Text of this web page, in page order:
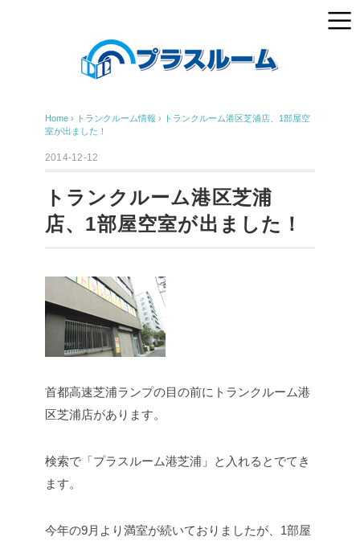
Home › トランクルーム情報 ›
トランクルーム港区芝浦店、1部屋空
室が出ました！
2014-12-12
トランクルーム港区芝浦
店、1部屋空室が出ました！
首都高速芝浦ランプの目の前にトランクルーム港
区芝浦店があります。
検索で「プラスルーム港芝浦」と入れるとでてき
ます。
今年の9月より満室が続いておりましたが、1部屋